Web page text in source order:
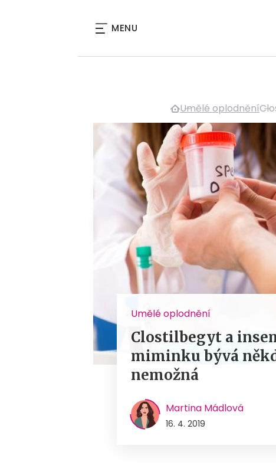
MENU
Umělé oplodnění
Umělé oplodnění
Clostilbegyt a
miminku bývá
nemožná
Martina Mádlová
16. 4. 2019